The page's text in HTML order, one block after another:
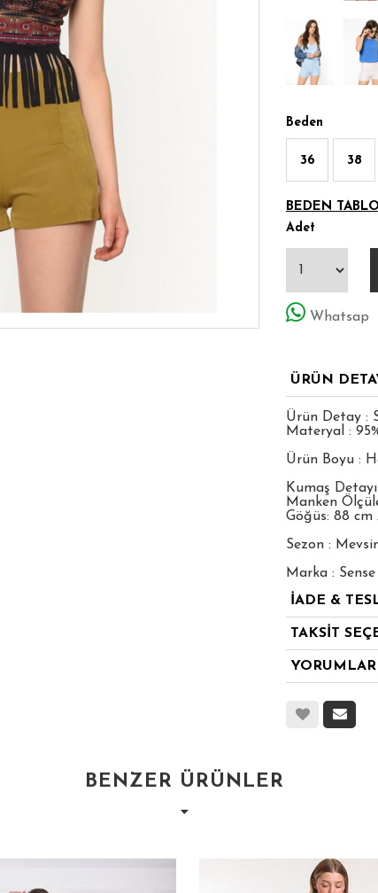
Beden
36 38
BEDEN
Adet
Whatsap
ÜRÜN
Ürün Detay :
Materyal :
Ürün Boyu :
Kumaş
Manken
Göğüs: 88
Sezon :
Marka : Sense
İADE &
TAKSİT
YORUMLAR
BENZER ÜRÜNLER